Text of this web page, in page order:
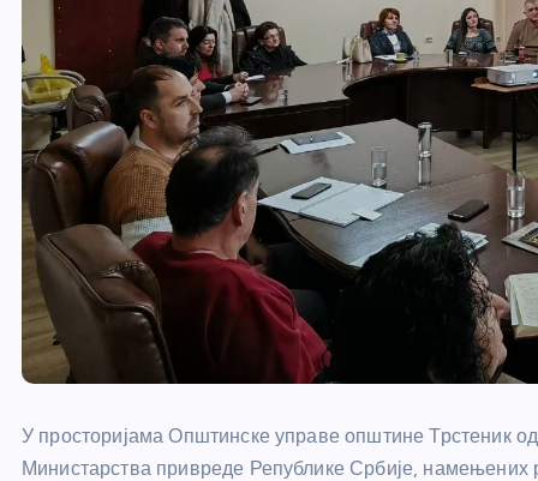
У просторијама Општинске управе општине Трстеник
Министарства привреде Републике Србије, намењених